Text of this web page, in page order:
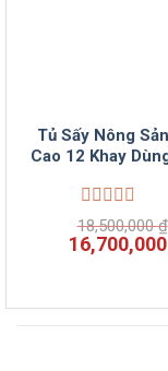
Tủ Sấy Nông
Cao 12 Khay
Động Inox 2 Lớp
Được
xếp
hạng
sao
18,500,000₫
Giá
gốc
16,700,000